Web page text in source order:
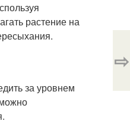
растение на
за уровнем
⇨